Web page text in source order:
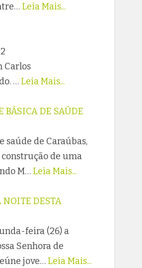
Leia Mais...
Carlos
… Leia Mais...
BÁSICA DE SAÚDE
de Caraúbas,
de uma
M… Leia Mais...
NOITE DESTA
feira (26) a
Senhora de
jove… Leia Mais...